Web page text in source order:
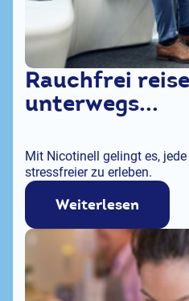
Rauchfrei
unterwegs...
Mit Nicotinell gelingt es,
stressfreier zu erleben.
Weiterlesen